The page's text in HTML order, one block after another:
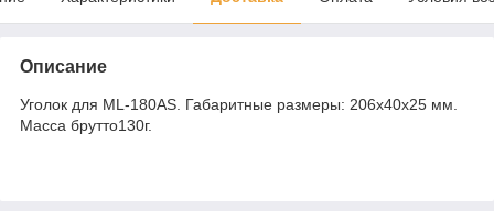
Описание
Уголок для ML-180AS. Габаритные размеры: 206х40х25 мм.
Масса брутто130г.